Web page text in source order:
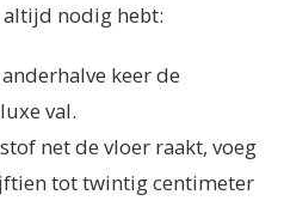
altijd nodig hebt:
keer de
val.
net de vloer raakt, voeg
tot twintig centimeter